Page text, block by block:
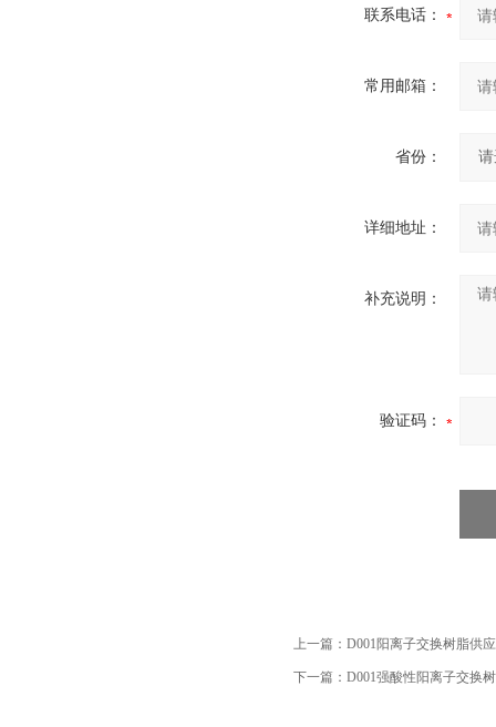
联系电话：
常用邮箱：
省份：
详细地址：
补充说明：
验证码：
上一篇： D001阳离子交换树脂供应
下一篇： D001强酸性阳离子交换